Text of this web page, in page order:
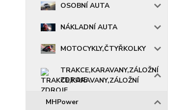
OSOBNÍ AUTA
NÁKLADNÍ AUTA
MOTOCYKLY,ČTYŘKOLKY
TRAKCE,KARAVANY,ZÁLOŽNÍ
ZDROJE
MHPower